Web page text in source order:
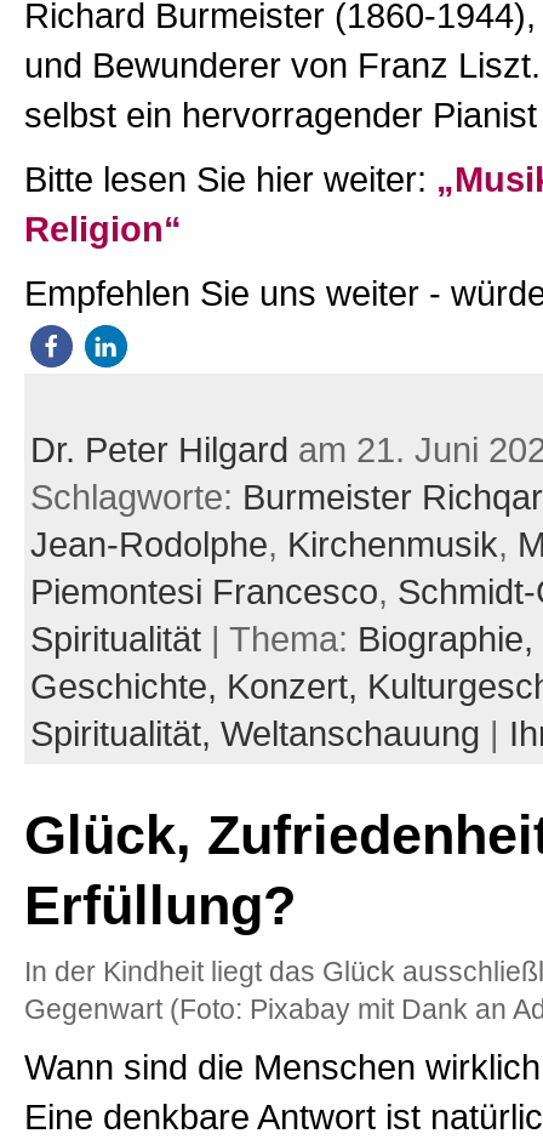
Richard Burmeister (1860-
und Bewunderer von Franz
selbst ein hervorragender Pianist
Bitte lesen Sie hier weiter:
Religion“
Empfehlen Sie uns weiter -
Dr. Peter Hilgard am 21. Juni
Schlagworte: Burmeister
Jean-Rodolphe, Kirchenmusik,
Piemontesi Francesco,
Spiritualität| Thema: Biographie,
Geschichte, Konzert,
Spiritualität, Weltanschauung
Glück,
Erfüllung?
In der Kindheit liegt das Glück
Gegenwart (Foto: Pixabay mit Dank an
Wann sind die Menschen
Eine denkbare Antwort ist